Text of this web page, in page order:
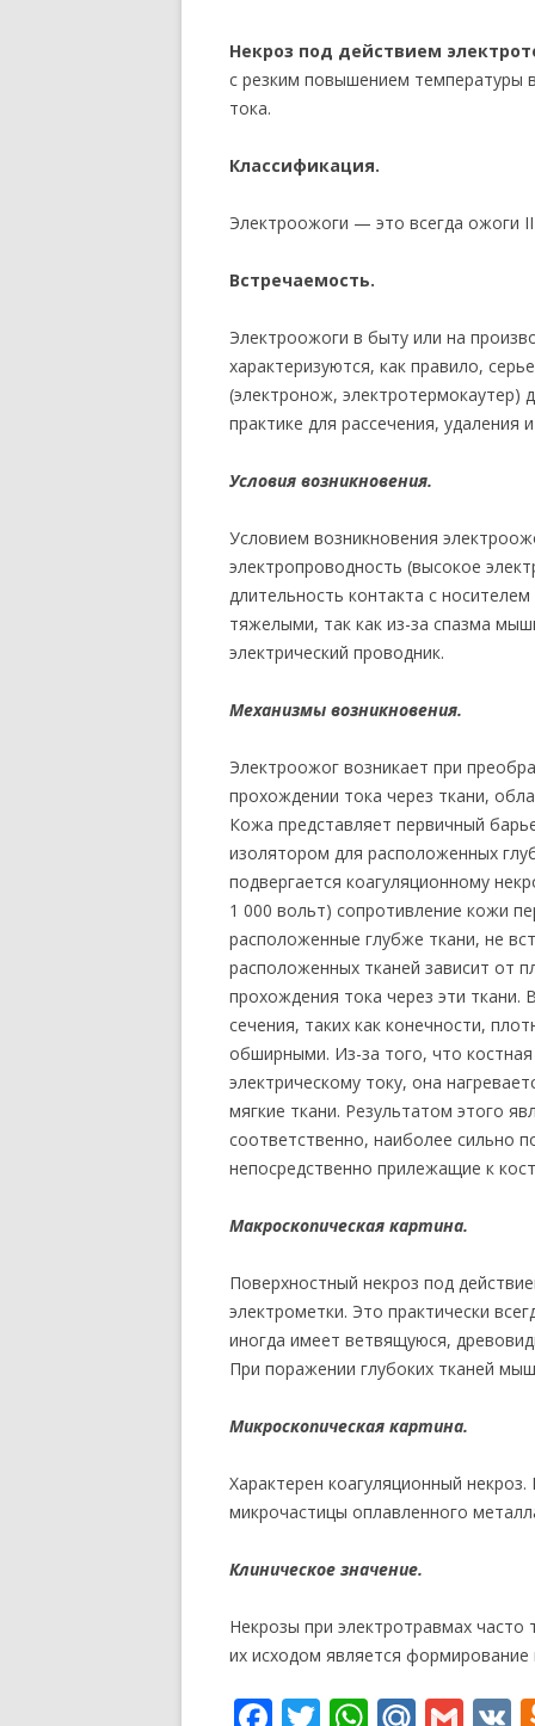
Некроз под действием
с резким повышением температуры
тока.
Классификация.
Электроожоги — это всегда ожоги
Встречаемость.
Электроожоги в быту или на
характеризуются, как правило,
(электронож, электротермокаутер)
практике для рассечения, удаления
Условия возникновения.
Условием возникновения
электропроводность (высокое
длительность контакта с
тяжелыми, так как из-за спазма
электрический проводник.
Механизмы возникновения.
Электроожог возникает при
прохождении тока через ткани,
Кожа представляет первичный
изолятором для расположенных
подвергается коагуляционному
1 000 вольт) сопротивление кожи
расположенные глубже ткани, не
расположенных тканей зависит oт
прохождения тока через эти
сечения, таких как конечности,
обширными. Из-за того, что
электрическому току, она
мягкие ткани. Результатом этого
соответственно, наиболее сильно
непосредственно прилежащие к
Макроскопическая картина.
Поверхностный некроз под
электрометки. Это практически
иногда имеет ветвящуюся,
При поражении глубоких тканей
Микроскопическая картина.
Характерен коагуляционный
микрочастицы оплавленного
Клиническое значение.
Некрозы при электротравмах часто
их исходом является формирование